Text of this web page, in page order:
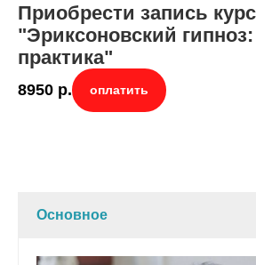
Приобрести запись
"Эриксоновский
практика"
8950 р. оплатить